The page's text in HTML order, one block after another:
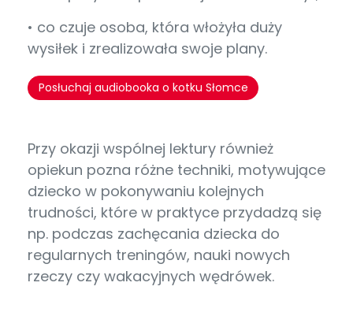
• co czuje osoba, która włożyła duży
wysiłek i zrealizowała swoje plany.
Posłuchaj audiobooka o kotku Słomce
Przy okazji wspólnej lektury również
opiekun pozna różne techniki, motywujące
dziecko w pokonywaniu kolejnych
trudności, które w praktyce przydadzą się
np. podczas zachęcania dziecka do
regularnych treningów, nauki nowych
rzeczy czy wakacyjnych wędrówek.